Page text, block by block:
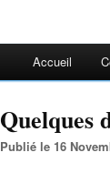
Accueil
Quelques
Publié le 16